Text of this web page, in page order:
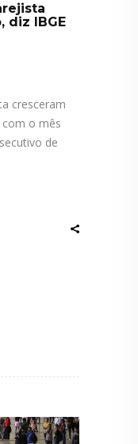
diz IBGE
cresceram
o mês
de